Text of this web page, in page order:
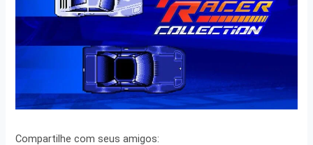
Compartilhe com seus amigos: